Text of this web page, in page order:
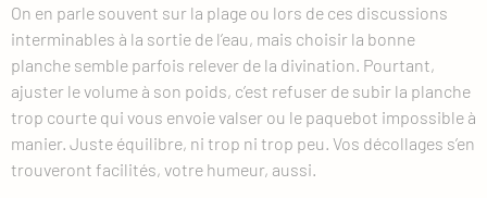
On en parle souvent sur la plage ou lors de ces discussions
interminables à la sortie de l’eau, mais choisir la bonne
planche semble parfois relever de la divination. Pourtant,
ajuster le volume à son poids, c’est refuser de subir la planche
trop courte qui vous envoie valser ou le paquebot impossible à
manier. Juste équilibre, ni trop ni trop peu. Vos décollages s’en
trouveront facilités, votre humeur, aussi.